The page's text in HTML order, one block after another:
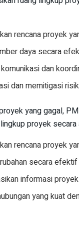
rencana proyek
daya secara
dan
dan memitigasi
yang gagal,
proyek secara
rencana proyek
secara efektif
informasi
yang kuat